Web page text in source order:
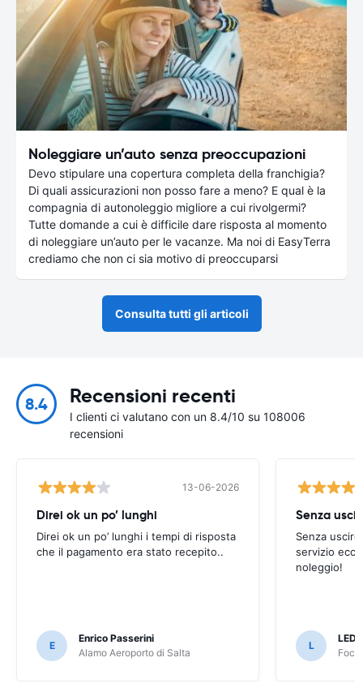
Noleggiare un’auto senza preoccupazioni
Devo stipulare una copertura completa della franchigia?
Di quali assicurazioni non posso fare a meno? E qual è la
compagnia di autonoleggio migliore a cui rivolgermi?
Tutte domande a cui è difficile dare risposta al momento
di noleggiare un’auto per le vacanze. Ma noi di EasyTerra
crediamo che non ci sia motivo di preoccuparsi
Consulta tutti gli articoli
8.4 Recensioni recenti
I clienti ci valutano con un 8.4/10 su 108006
recensioni
13-06-2026
Direi ok un po’ lunghi
Direi ok un po’ lunghi i tempi di risposta
che il pagamento era stato recepito..
E
Enrico Passerini
Alamo Aeroporto di Salta
Senza
Senza
servizio
noleggio!
L
LEDA